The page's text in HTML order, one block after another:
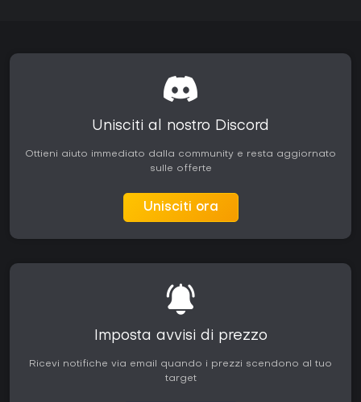
Unisciti al nostro Discord
Ottieni aiuto immediato dalla community e resta aggiornato
sulle offerte
Unisciti ora
Imposta avvisi di prezzo
Ricevi notifiche via email quando i prezzi scendono al tuo
target